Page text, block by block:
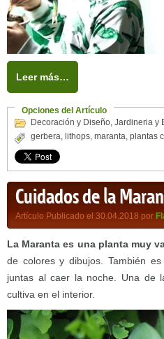
Leer más…
Opciones del Artículo
Decoración y Diseño, Jardineria y
gerbera, lithops, maranta, plantas
Cuidados de la
Artículo Publicado el 30.04.2018 por
La Maranta es una planta muy
de colores y dibujos. También
juntas al caer la noche. Una de
cultiva en el interior.